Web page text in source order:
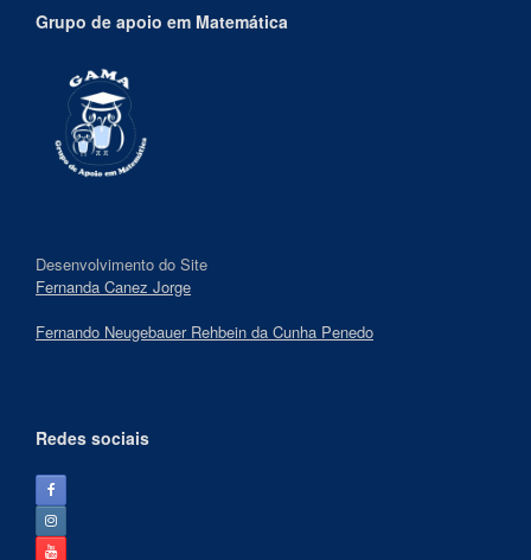
Grupo de apoio em Matemática
Desenvolvimento do Site
Fernanda Canez Jorge
Fernando Neugebauer Rehbein da Cunha Penedo
Redes sociais